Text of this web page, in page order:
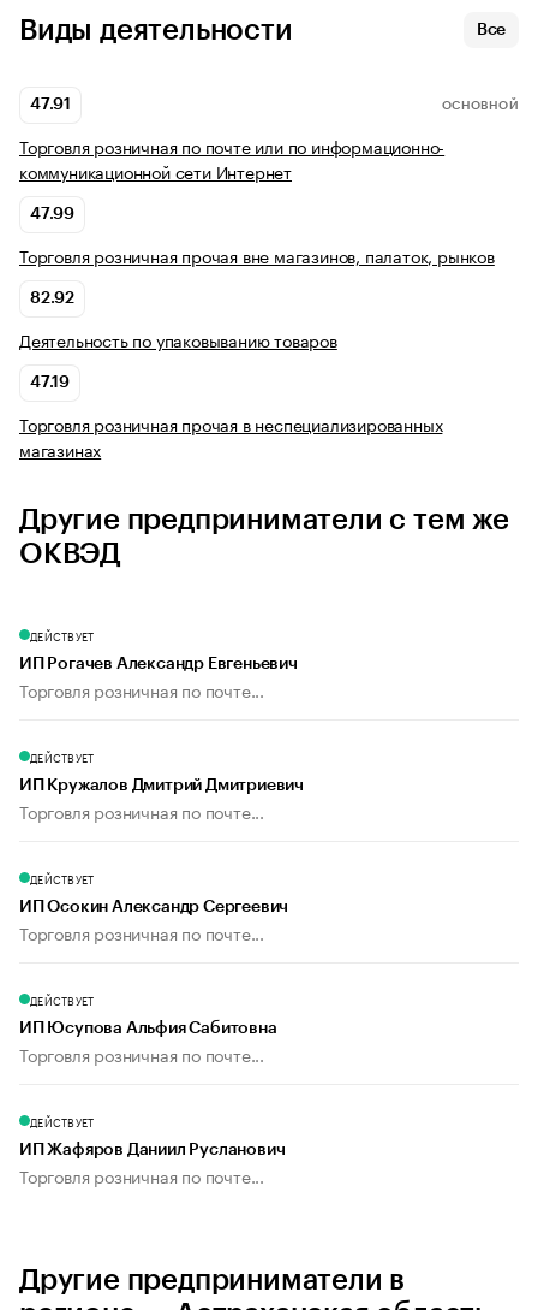
Виды деятельности Все
47.91 ОСНОВНОЙ
Торговля розничная по почте или по информационно-
коммуникационной сети Интернет
47.99
Торговля розничная прочая вне магазинов, палаток, рынков
82.92
Деятельность по упаковыванию товаров
47.19
Торговля розничная прочая в неспециализированных
магазинах
Другие предприниматели с тем же
ОКВЭД
ДЕЙСТВУЕТ
ИП Рогачев Александр Евгеньевич
Торговля розничная по почте...
ДЕЙСТВУЕТ
ИП Кружалов Дмитрий Дмитриевич
Торговля розничная по почте...
ДЕЙСТВУЕТ
ИП Осокин Александр Сергеевич
Торговля розничная по почте...
ДЕЙСТВУЕТ
ИП Юсупова Альфия Сабитовна
Торговля розничная по почте...
ДЕЙСТВУЕТ
ИП Жафяров Даниил Русланович
Торговля розничная по почте...
Другие предприниматели в